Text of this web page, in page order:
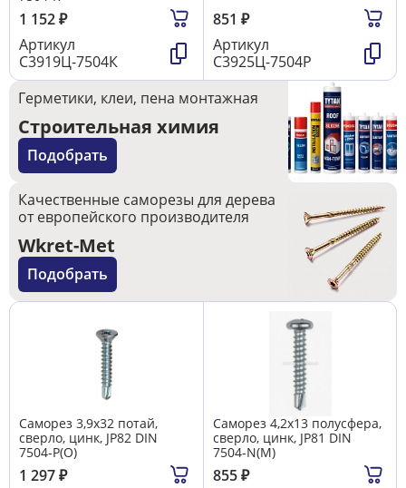
1 152₽
Артикул
С3919Ц-7504К
851 ₽
Артикул
С3925Ц-7504P
Герметики, клеи, пена монтажная
Строительная химия
Подобрать
Качественные саморезы для дерева
от европейского производителя
Wkret-Met
Подобрать
Саморез 3,9х32 потай,
сверло, цинк, JP82 DIN
7504-P(О)
1 297₽
Саморез 4,2х13 полусфера,
сверло, цинк, JP81 DIN
7504-N(М)
855₽